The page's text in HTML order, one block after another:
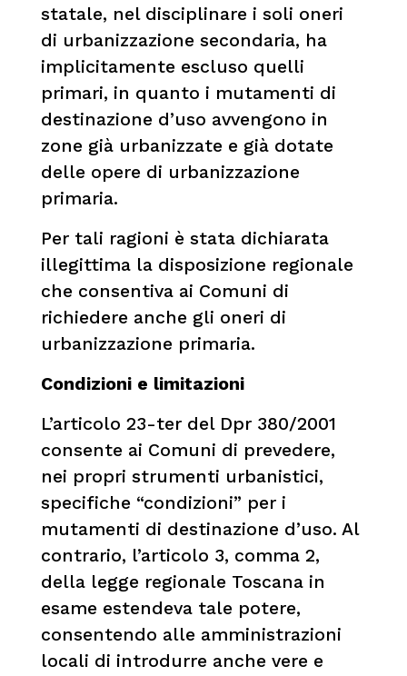
statale, nel disciplinare i soli oneri
di urbanizzazione secondaria, ha
implicitamente escluso quelli
primari, in quanto i mutamenti di
destinazione d’uso avvengono in
zone già urbanizzate e già dotate
delle opere di urbanizzazione
primaria.
Per tali ragioni è stata dichiarata
illegittima la disposizione regionale
che consentiva ai Comuni di
richiedere anche gli oneri di
urbanizzazione primaria.
Condizioni e limitazioni
L’articolo 23-ter del Dpr 380/2001
consente ai Comuni di prevedere,
nei propri strumenti urbanistici,
specifiche “condizioni” per i
mutamenti di destinazione d’uso. Al
contrario, l’articolo 3, comma 2,
della legge regionale Toscana in
esame estendeva tale potere,
consentendo alle amministrazioni
locali di introdurre anche vere e